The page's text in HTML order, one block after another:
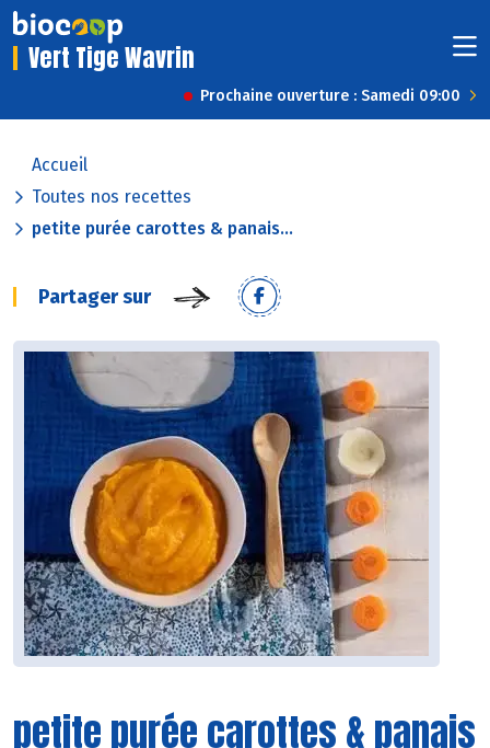
Vert Tige Wavrin
Prochaine ouverture : Samedi 09:00
Accueil
Toutes nos recettes
petite purée carottes & panais...
Partager sur
petite purée carottes & panais